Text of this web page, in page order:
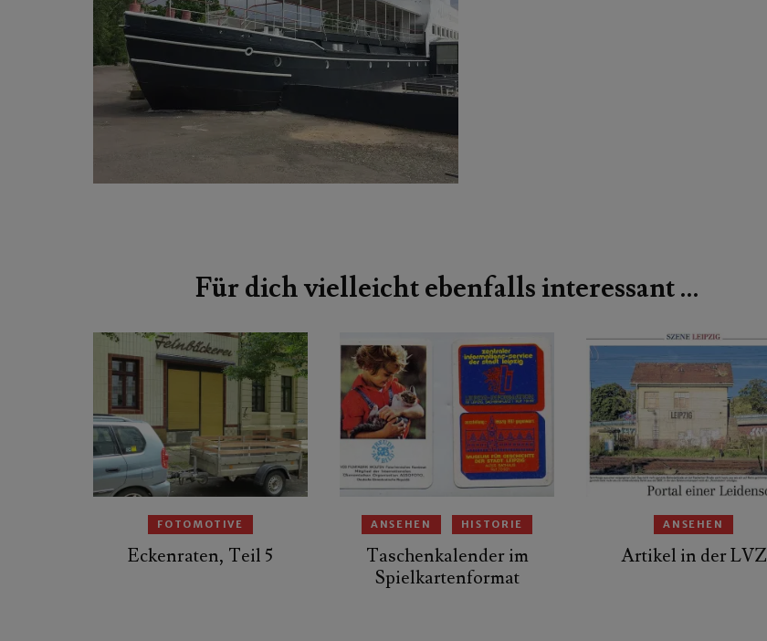
Für dich vielleicht ebenfalls interessant …
FOTOMOTIVE
Eckenraten, Teil 5
ANSEHEN HISTORIE
Taschenkalender im
Spielkartenformat
ANSEHEN
Artikel in der LVZ